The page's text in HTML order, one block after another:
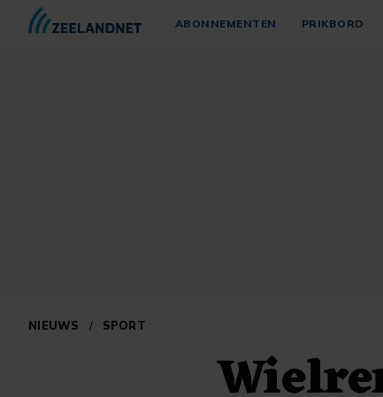
ABONNEMENTEN PRIKBORD
NIEUWS / SPORT